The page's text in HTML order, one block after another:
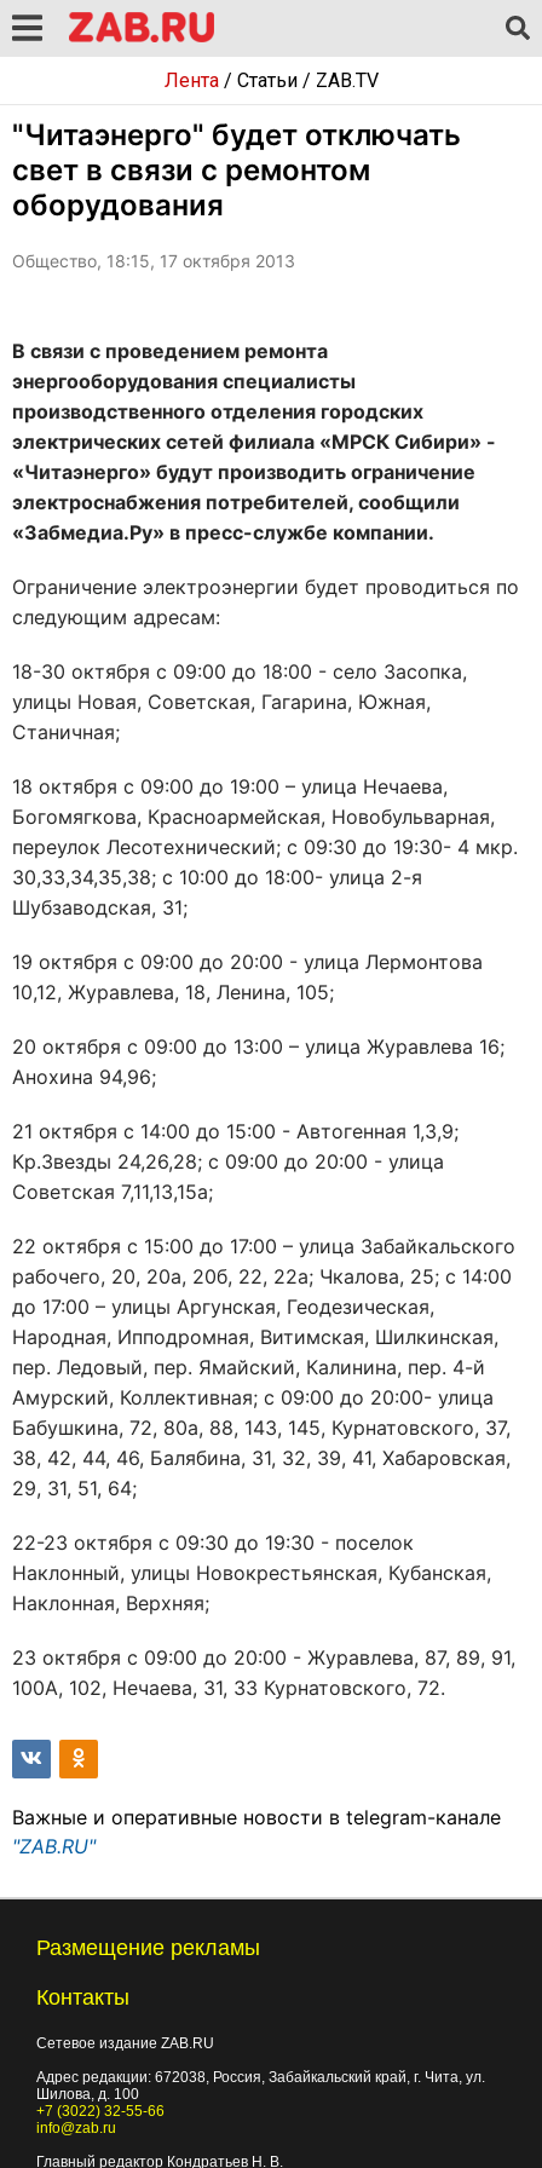
Лента/ Статьи/ ZAB.TV
"Читаэнерго" будет отключать
свет в связи с ремонтом
оборудования
Общество, 18:15, 17 октября 2013
В связи с проведением ремонта
энергооборудования специалисты
производственного отделения городских
электрических сетей филиала «МРСК Сибири» -
«Читаэнерго» будут производить ограничение
электроснабжения потребителей, сообщили
«Забмедиа.Ру» в пресс-службе компании.
Ограничение электроэнергии будет проводиться по
следующим адресам:
18-30 октября с 09:00 до 18:00 - село Засопка,
улицы Новая, Советская, Гагарина, Южная,
Станичная;
18 октября с 09:00 до 19:00 – улица Нечаева,
Богомягкова, Красноармейская, Новобульварная,
переулок Лесотехнический; с 09:30 до 19:30- 4 мкр.
30,33,34,35,38; с 10:00 до 18:00- улица 2-я
Шубзаводская, 31;
19 октября с 09:00 до 20:00 - улица Лермонтова
10,12, Журавлева, 18, Ленина, 105;
20 октября с 09:00 до 13:00 – улица Журавлева 16;
Анохина 94,96;
21 октября с 14:00 до 15:00 - Автогенная 1,3,9;
Кр.Звезды 24,26,28; с 09:00 до 20:00 - улица
Советская 7,11,13,15а;
22 октября с 15:00 до 17:00 – улица Забайкальского
рабочего, 20, 20а, 20б, 22, 22а; Чкалова, 25; с 14:00
до 17:00 – улицы Аргунская, Геодезическая,
Народная, Ипподромная, Витимская, Шилкинская,
пер. Ледовый, пер. Ямайский, Калинина, пер. 4-й
Амурский, Коллективная; с 09:00 до 20:00- улица
Бабушкина, 72, 80а, 88, 143, 145, Курнатовского, 37,
38, 42, 44, 46, Балябина, 31, 32, 39, 41, Хабаровская,
29, 31, 51, 64;
22-23 октября с 09:30 до 19:30 - поселок
Наклонный, улицы Новокрестьянская, Кубанская,
Наклонная, Верхняя;
23 октября с 09:00 до 20:00 - Журавлева, 87, 89, 91,
100А, 102, Нечаева, 31, 33 Курнатовского, 72.
Важные и оперативные новости в telegram-канале
"ZAB.RU"
Размещение рекламы
Контакты
Сетевое издание ZAB.RU
Адрес редакции: 672038, Россия, Забайкальский край, г. Чита, ул.
Шилова, д. 100
+7 (3022) 32-55-66
info@zab.ru
Главный редактор Кондратьев Н. В.